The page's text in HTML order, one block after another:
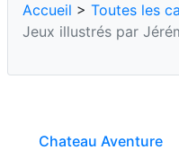
Accueil > Toutes les
Jeux illustrés par
Chateau Aventure